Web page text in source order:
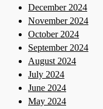
December 2024
November 2024
October 2024
September 2024
August 2024
July 2024
June 2024
May 2024